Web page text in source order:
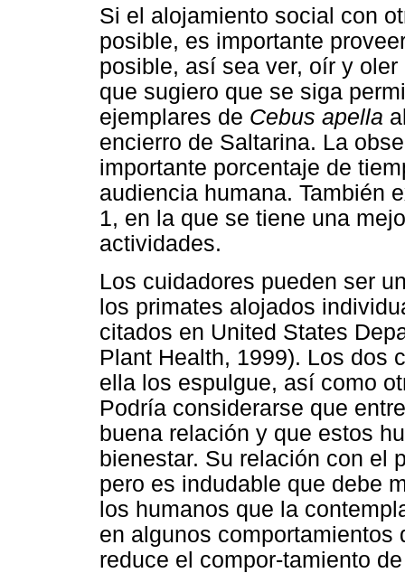
Si el alojamiento social con
posible, es importante
posible, así sea ver, oír y
que sugiero que se siga
ejemplares de Cebus apella
encierro de Saltarina. La
importante porcentaje de
audiencia humana. También
1, en la que se tiene una
actividades.
Los cuidadores pueden ser
los primates alojados
citados en United States
Plant Health, 1999). Los dos
ella los espulgue, así como
Podría considerarse que
buena relación y que estos
bienestar. Su relación con el
pero es indudable que debe
los humanos que la
en algunos
reduce el compor-tamiento